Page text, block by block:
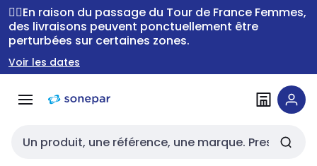
Passer à la
navigation
Passer
au
contenu
🚴‍♂️En raison du passage du Tour de France Femmes,
des livraisons peuvent ponctuellement être
perturbées sur certaines zones.
Voir les dates
Entrée de recherche